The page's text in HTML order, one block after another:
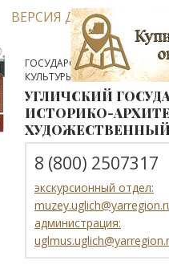
ВЕРСИЯ ДЛЯ
ГОСУДАРСТВЕННОЕ
КУЛЬТУРЫ ЯРОСЛАВСКОЙ
УГЛИЧСКИЙ
ИСТОРИКО-
8 (800) 2507317
экскурсионный отдел:
администрация: